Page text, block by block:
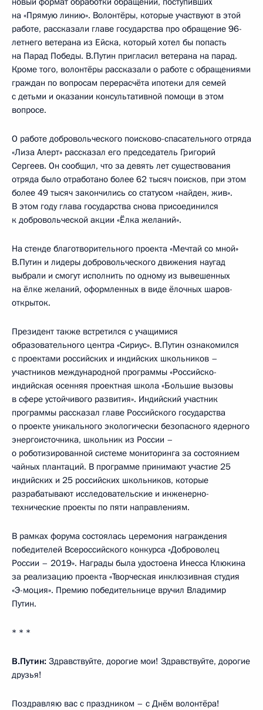
на «Прямую линию». Волонтёры, которые участвуют в этой
работе, рассказали главе государства про обращение 96-
летнего ветерана из Ейска, который хотел бы попасть
на Парад Победы. В.Путин пригласил ветерана на парад.
Кроме того, волонтёры рассказали о работе с обращениями
граждан по вопросам перерасчёта ипотеки для семей
с детьми и оказании консультативной помощи в этом
вопросе.
О работе добровольческого поисково-спасательного отряда
«Лиза Алерт» рассказал его председатель Григорий
Сергеев. Он сообщил, что за девять лет существования
отряда было отработано более 62 тысяч поисков, при этом
более 49 тысяч закончились со статусом «найден, жив».
В этом году глава государства снова присоединился
к добровольческой акции «Ёлка желаний».
На стенде благотворительного проекта «Мечтай со мной»
В.Путин и лидеры добровольческого движения наугад
выбрали и смогут исполнить по одному из вывешенных
на ёлке желаний, оформленных в виде ёлочных шаров-
открыток.
Президент также встретился с учащимися
образовательного центра «Сириус». В.Путин ознакомился
с проектами российских и индийских школьников –
участников международной программы «Российско-
индийская осенняя проектная школа «Большие вызовы
в сфере устойчивого развития». Индийский участник
программы рассказал главе Российского государства
о проекте уникального экологически безопасного ядерного
энергоисточника, школьник из России –
о роботизированной системе мониторинга за состоянием
чайных плантаций. В программе принимают участие 25
индийских и 25 российских школьников, которые
разрабатывают исследовательские и инженерно-
технические проекты по пяти направлениям.
В рамках форума состоялась церемония награждения
победителей Всероссийского конкурса «Доброволец
России – 2019». Награды была удостоена Инесса Клюкина
за реализацию проекта «Творческая инклюзивная студия
«Э-моция». Премию победительнице вручил Владимир
Путин.
* * *
В.Путин: Здравствуйте, дорогие мои! Здравствуйте, дорогие
друзья!
Поздравляю вас с праздником – с Днём волонтёра!